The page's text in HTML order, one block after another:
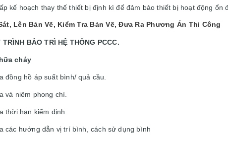
kế hoạch thay thế thiết bị định kì để đảm bảo thiết bị hoạt động ổn
Lên Bản Vẽ, Kiểm Tra Bản Vẽ, Đưa Ra Phương Án Thi Công
BẢO TRÌ HỆ THỐNG PCCC.
cháy
đồng hồ áp suất bình/ quả cầu.
và niêm phong chì.
thời hạn kiểm định
các hướng dẫn vị trí bình, cách sử dụng bình